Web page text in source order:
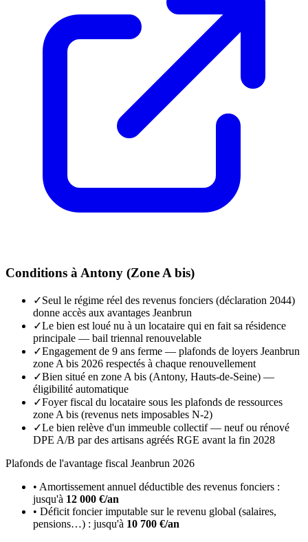
Conditions à Antony (Zone A bis)
✓Seul le régime réel des revenus fonciers (déclaration 2044)
donne accès aux avantages Jeanbrun
✓Le bien est loué nu à un locataire qui en fait sa résidence
principale — bail triennal renouvelable
✓Engagement de 9 ans ferme — plafonds de loyers Jeanbrun
zone A bis 2026 respectés à chaque renouvellement
✓Bien situé en zone A bis (Antony, Hauts-de-Seine) —
éligibilité automatique
✓Foyer fiscal du locataire sous les plafonds de ressources
zone A bis (revenus nets imposables N-2)
✓Le bien relève d'un immeuble collectif — neuf ou rénové
DPE A/B par des artisans agréés RGE avant la fin 2028
Plafonds de l'avantage fiscal Jeanbrun 2026
• Amortissement annuel déductible des revenus fonciers :
jusqu'à 12 000 €/an
• Déficit foncier imputable sur le revenu global (salaires,
pensions…) : jusqu'à 10 700 €/an